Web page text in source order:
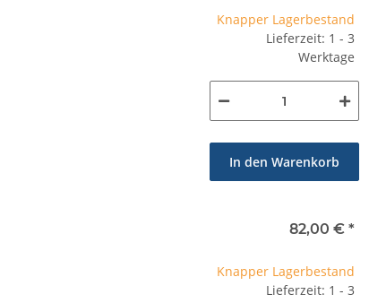
Knapper Lagerbestand
Lieferzeit: 1 - 3
Werktage
In den Warenkorb
82,00 € *
Knapper Lagerbestand
Lieferzeit: 1 - 3